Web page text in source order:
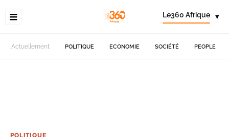
Le360 Afrique ▾
Actuellement POLITIQUE ECONOMIE SOCIÉTÉ PEOPLE
POLITIQUE